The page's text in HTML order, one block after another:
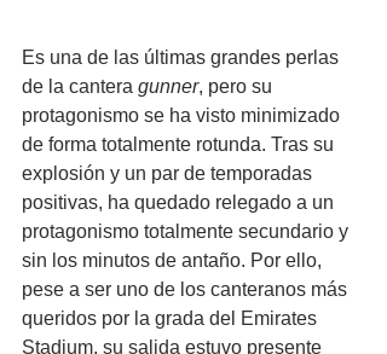
Es una de las últimas grandes perlas
de la cantera gunner, pero su
protagonismo se ha visto minimizado
de forma totalmente rotunda. Tras su
explosión y un par de temporadas
positivas, ha quedado relegado a un
protagonismo totalmente secundario y
sin los minutos de antaño. Por ello,
pese a ser uno de los canteranos más
queridos por la grada del Emirates
Stadium, su salida estuvo presente